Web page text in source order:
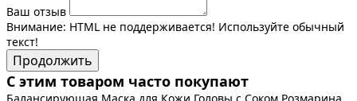
Ваш отзыв
Внимание: HTML не поддерживается! Используйте обычный
текст!
Продолжить
С этим товаром часто покупают